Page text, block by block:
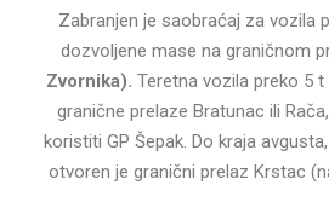
Zabranjen je saobraćaj za vozila
dozvoljene mase na graničnom
Zvornika). Teretna vozila preko 5
granične prelaze Bratunac ili
koristiti GP Šepak. Do kraja
otvoren je granični prelaz Krstac